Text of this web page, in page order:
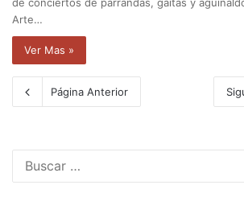
de conciertos de parrandas, gaitas y
Arte…
Ver Mas »
Página Anterior